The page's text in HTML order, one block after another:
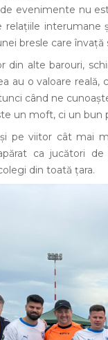
evenimente nu
relațiile interumane
bresle care
din alte barouri,
au o valoare
când ne
un moft, ci un bun
și pe viitor cât mai
ca jucători
din toată țara.